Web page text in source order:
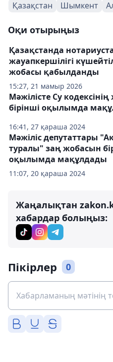
Қазақстан Шымкент
Оқи отырыңыз
15:27, 21 мамыр 2026
Қазақстанда
жауапкершілігі
жобасы қабылданды
16:41, 27 қараша 2024
Мәжілісте Су
бірінші оқылымда
11:07, 20 қараша 2024
Мәжіліс депутаттары
туралы" заң жобасын
оқылымда мақұлдады
Жаңалықтан
хабардар болыңыз:
Пікірлер 0